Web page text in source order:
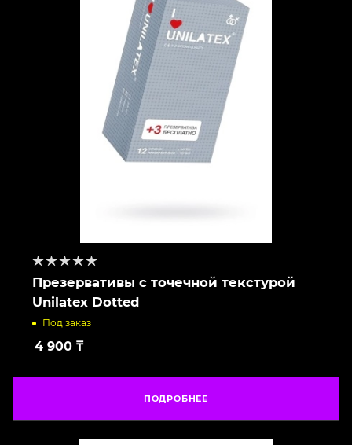
Презервативы с точечной текстурой
Unilatex Dotted
Под заказ
4 900 ₸
ПОДРОБНЕЕ